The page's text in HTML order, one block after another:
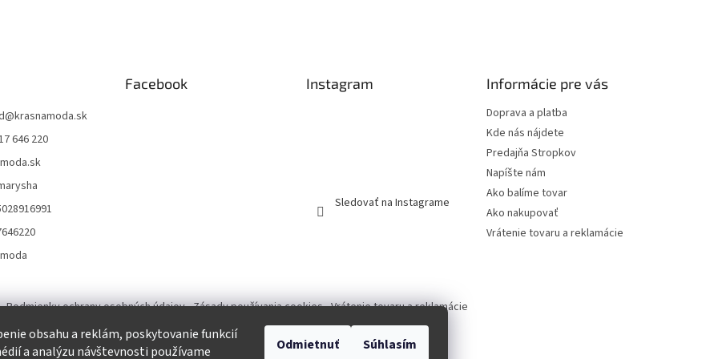
obsahu a reklám, poskytovanie funkcií
a analýzu návštevnosti používame
Odmietnuť Súhlasím
@krasnamoda.sk
646 220
Facebook Instagram
Sledovať na Instagrame
Informácie pre vás
Doprava a platba
Kde nás nájdete
Predajňa Stropkov
Napíšte nám
Ako balíme tovar
Ako nakupovať
Vrátenie tovaru a reklamácie
Podmienky ochrany osobných údajov Zásady používania cookies Vrátenie tovaru a reklamácie
Tvorba eshopu a SEO optimalizácia